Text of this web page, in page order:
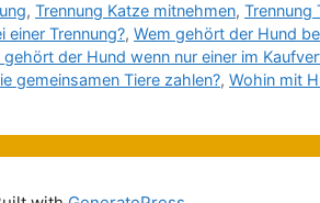
, Trennung Katze mitnehmen, Trennung
Trennung?, Wem gehört der Hund
gehört der Hund wenn nur einer im
gemeinsamen Tiere zahlen?, Wohin mit